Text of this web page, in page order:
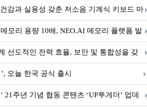
감과 실용성 갖춘 저소음 기계식 키보드 마
모리 용량 10배, NEO.AI 메모리 플랫폼 발
선도적인 전력 효율, 보안 및 통합성을 갖
SoC ‘BG2B’ 공개
오늘 한국 공식 출시
21주년 기념 협동 콘텐츠 ‘UP투게더’ 업데